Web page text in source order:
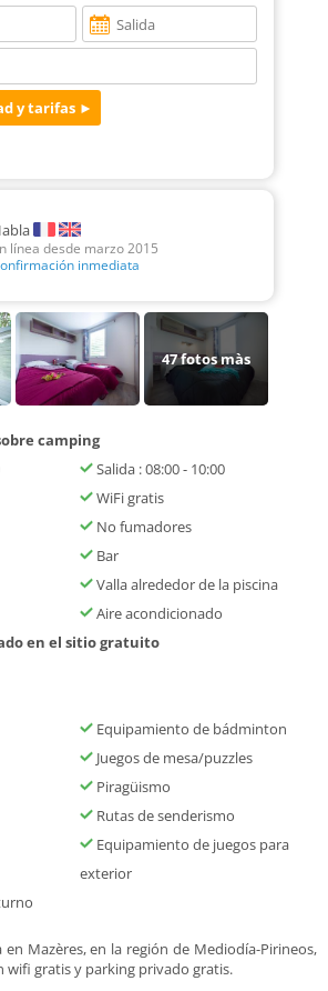
línea desde marzo 2015
inmediata
47fotos màs
camping
Salida : 08:00 - 10:00
WiFi gratis
No fumadores
Bar
Valla alrededor de la piscina
Aire acondicionado
en el sitio gratuito
Equipamiento de bádminton
Juegos de mesa/puzzles
Piragüismo
Rutas de senderismo
Equipamiento de juegos para
exterior
en Mazères, en la región de Mediodía-Pirineos,
wifi gratis y parking privado gratis.